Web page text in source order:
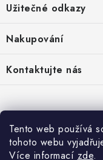
Tento web používá
tohoto webu
Více informací zde.
p
a
Užitečné odkazy
Provizní systém
Partner stránek: Super
Nakupování
Podmínky akce 2 + 1
Kontaktujte nás